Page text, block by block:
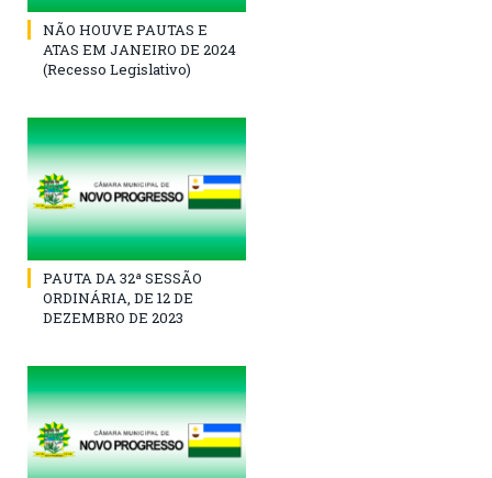
NÃO HOUVE PAUTAS E
ATAS EM JANEIRO DE 2024
(Recesso Legislativo)
PAUTA DA 32ª SESSÃO
ORDINÁRIA, DE 12 DE
DEZEMBRO DE 2023